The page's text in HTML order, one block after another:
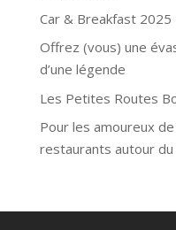
Car & Breakfast 2025
Offrez (vous) une
d’une légende
Les Petites Routes
Pour les amoureux
restaurants autour du